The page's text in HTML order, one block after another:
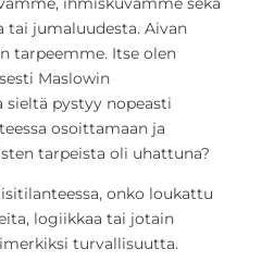
tai jumaluudesta. Aivan
tarpeemme. Itse olen
Maslowin
sieltä pystyy nopeasti
osoittamaan ja
tarpeista oli uhattuna?
onko loukattu
logiikkaa tai jotain
turvallisuutta.